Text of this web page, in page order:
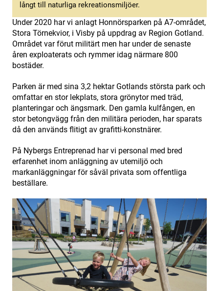
långt till naturliga rekreationsmiljöer.
Under 2020 har vi anlagt Honnörsparken på A7-området,
Stora Törnekvior, i Visby på uppdrag av Region Gotland.
Området var förut militärt men har under de senaste
åren exploaterats och rymmer idag närmare 800
bostäder.
Parken är med sina 3,2 hektar Gotlands största park och
omfattar en stor lekplats, stora grönytor med träd,
planteringar och ängsmark. Den gamla kulfången, en
stor betongvägg från den militära perioden, har sparats
då den används flitigt av grafitti-konstnärer.
På Nybergs Entreprenad har vi personal med bred
erfarenhet inom anläggning av utemiljö och
markanläggningar för såväl privata som offentliga
beställare.